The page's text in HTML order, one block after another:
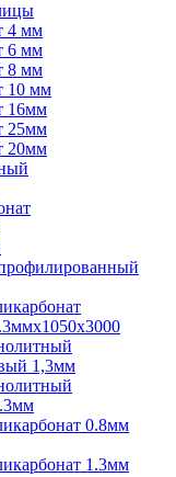
4 мм
6 мм
8 мм
10 мм
16мм
25мм
20мм
1,3мм
0.8мм
1.3мм